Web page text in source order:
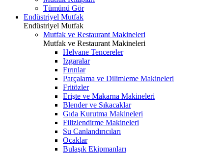
Tümünü Gör
Endüstriyel Mutfak
Endüstriyel Mutfak
Mutfak ve Restaurant Makineleri
Mutfak ve Restaurant Makineleri
Helvane Tencereler
Izgaralar
Fırınlar
Parçalama ve Dilimleme Makineleri
Fritözler
Erişte ve Makarna Makineleri
Blender ve Sıkacaklar
Gıda Kurutma Makineleri
Filizlendirme Makineleri
Su Canlandırıcıları
Ocaklar
Bulaşık Ekipmanları